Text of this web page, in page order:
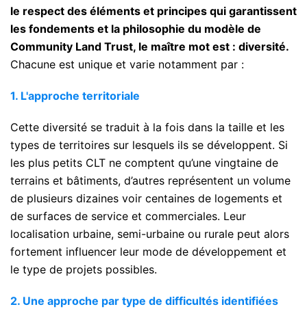
le respect des éléments et principes qui garantissent
les fondements et la philosophie du modèle de
Community Land Trust, le maître mot est : diversité.
Chacune est unique et varie notamment par :
1. L'approche territoriale
Cette diversité se traduit à la fois dans la taille et les
types de territoires sur lesquels ils se développent. Si
les plus petits CLT ne comptent qu’une vingtaine de
terrains et bâtiments, d’autres représentent un volume
de plusieurs dizaines voir centaines de logements et
de surfaces de service et commerciales. Leur
localisation urbaine, semi-urbaine ou rurale peut alors
fortement influencer leur mode de développement et
le type de projets possibles.
2. Une approche par type de difficultés identifiées